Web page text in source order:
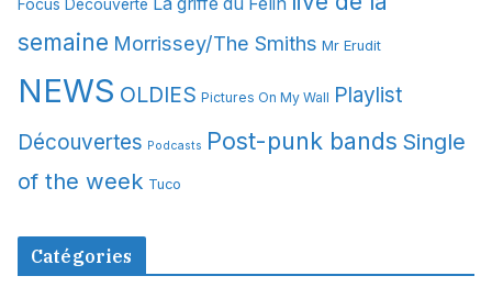
Focus Découverte
semaine Morrissey/The Smiths Mr Erudit
NEWS OLDIES Pictures On My Wall Playlist
Découvertes Podcasts Post-punk bands Single
of the week Tuco
Catégories